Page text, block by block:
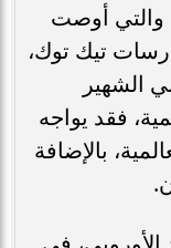
والتي أوصت
تيك توك،
الشهير
فقد يواجه
العالمية، بالإضافة